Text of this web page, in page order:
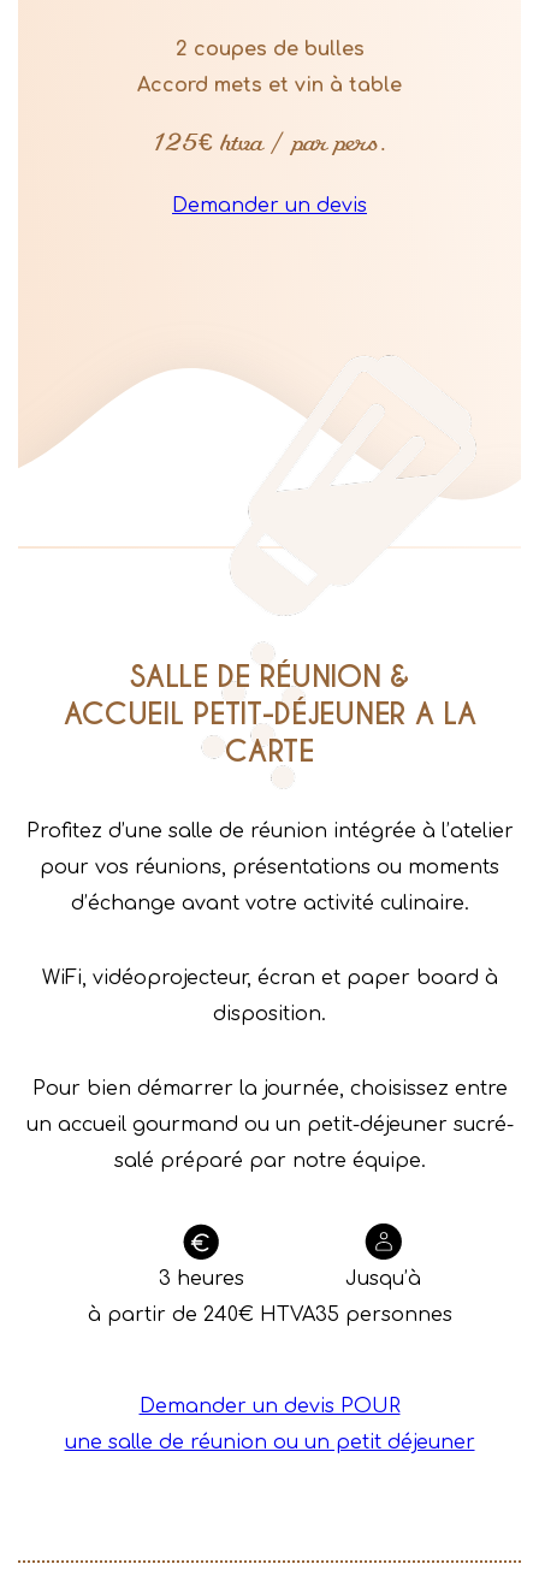
2 coupes de bulles
Accord mets et vin à table
125€ htva / par pers.
Demander un devis
SALLE DE RÉUNION &
ACCUEIL PETIT-DÉJEUNER A LA
CARTE
Profitez d’une salle de réunion intégrée à l’atelier
pour vos réunions, présentations ou moments
d’échange avant votre activité culinaire.
WiFi, vidéoprojecteur, écran et paper board à
disposition.
Pour bien démarrer la journée, choisissez entre
un accueil gourmand ou un petit-déjeuner sucré-
salé préparé par notre équipe.
3 heures
à partir de 240€ HTVA
Jusqu’à
35 personnes
Demander un devis POUR
une salle de réunion ou un petit déjeuner